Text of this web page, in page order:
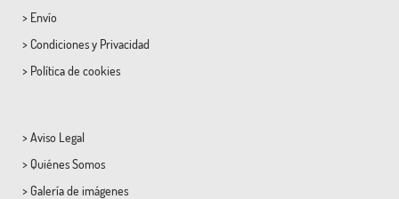
> Envío
> Condicionesy Privacidad
> Política de cookies
> Aviso Legal
> Quiénes Somos
> Galería de imágenes